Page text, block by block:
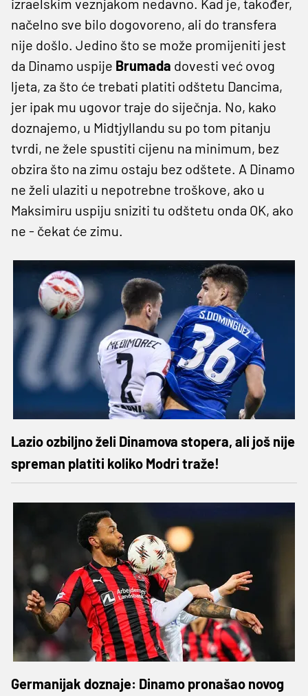
izraelskim veznjakom nedavno. Kad je, također,
načelno sve bilo dogovoreno, ali do transfera
nije došlo. Jedino što se može promijeniti jest
da Dinamo uspije Brumada dovesti već ovog
ljeta, za što će trebati platiti odštetu Dancima,
jer ipak mu ugovor traje do siječnja. No, kako
doznajemo, u Midtjyllandu su po tom pitanju
tvrdi, ne žele spustiti cijenu na minimum, bez
obzira što na zimu ostaju bez odštete. A Dinamo
ne želi ulaziti u nepotrebne troškove, ako u
Maksimiru uspiju sniziti tu odštetu onda OK, ako
ne - čekat će zimu.
Lazio ozbiljno želi Dinamova stopera, ali još nije
spreman platiti koliko Modri traže!
Germanijak doznaje: Dinamo pronašao novog